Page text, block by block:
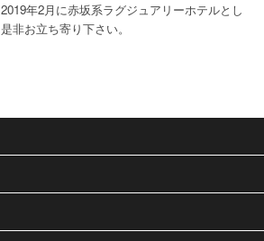
年2月に赤坂系ラグジュアリーホテルとし
非お立ち寄り下さい。